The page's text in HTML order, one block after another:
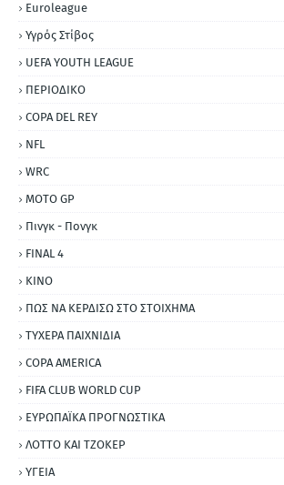
Εuroleague
Υγρός Στίβος
UEFA YOUTH LEAGUE
ΠΕΡΙΟΔΙΚΟ
COPA DEL REY
NFL
WRC
MOTO GP
Πινγκ - Πονγκ
FINAL 4
ΚΙΝΟ
ΠΩΣ ΝΑ ΚΕΡΔΙΣΩ ΣΤΟ ΣΤΟΙΧΗΜΑ
ΤΥΧΕΡΑ ΠΑΙΧΝΙΔΙΑ
COPA AMERICA
FIFA CLUB WORLD CUP
ΕΥΡΩΠΑΪΚΑ ΠΡΟΓΝΩΣΤΙΚΑ
ΛΟΤΤΟ ΚΑΙ ΤΖΟΚΕΡ
ΥΓΕΙΑ